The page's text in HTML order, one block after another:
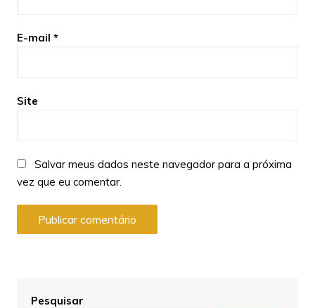
E-mail *
Site
Salvar meus dados neste navegador para a próxima
vez que eu comentar.
Pesquisar